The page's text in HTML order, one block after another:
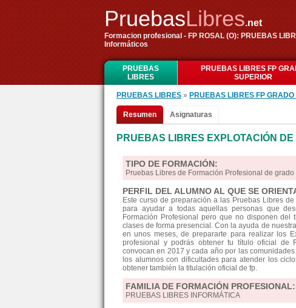
PruebasLibres.net
Formacion profesional - FP ROSAL (O): PRUEBAS
Informáticos
PRUEBAS
LIBRES
PRUEBAS LIBRES FP
SUPERIOR
PRUEBAS LIBRES » PRUEBAS LIBRES FP GRADO
Resumen Asignaturas
PRUEBAS LIBRES EXPLOTACIÓN
TIPO DE FORMACIÓN:
Pruebas Libres de Formación Profesional de
PERFIL DEL ALUMNO AL QUE SE
Este curso de preparación a las Pruebas Libres
para ayudar a todas aquellas personas que
Formación Profesional pero que no disponen del
clases de forma presencial. Con la ayuda de
en unos meses, de prepararte para realizar los
profesional y podrás obtener tu título oficial de
convocan en 2017 y cada año por las
los alumnos con dificultades para atender los
obtener también la titulación oficial de fp.
FAMILIA DE FORMACIÓN PROFESIONAL:
PRUEBAS LIBRES INFORMÁTICA